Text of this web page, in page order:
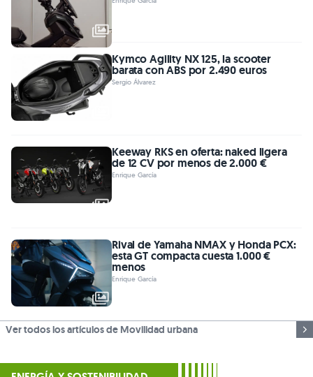
Kymco Agility NX 125, la scooter
barata con ABS por 2.490 euros
Sergio Álvarez
Keeway RKS en oferta: naked ligera
de 12 CV por menos de 2.000 €
Enrique García
Rival de Yamaha NMAX y Honda PCX:
esta GT compacta cuesta 1.000 €
menos
Enrique García
Ver todos los artículos de Movilidad urbana